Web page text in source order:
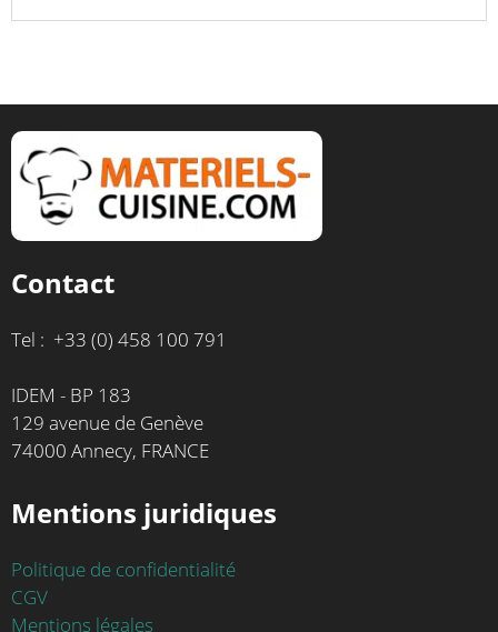
Contact
Tel : +33 (0) 458 100 791
IDEM - BP 183
129 avenue de Genève
74000 Annecy, FRANCE
Mentions juridiques
Politique de confidentialité
CGV
Mentions légales